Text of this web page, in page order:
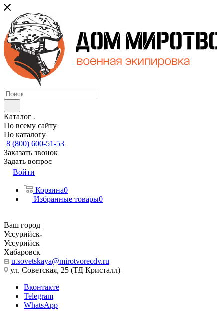
Каталог
По всему сайту
По каталогу
8 (800) 600-51-53
Заказать звонок
Задать вопрос
Войти
Корзина0
Избранные товары0
Ваш город
Уссурийск
Уссурийск
Хабаровск
u.sovetskaya@mirotvorecdv.ru
ул. Советская, 25 (ТД Кристалл)
Вконтакте
Telegram
WhatsApp